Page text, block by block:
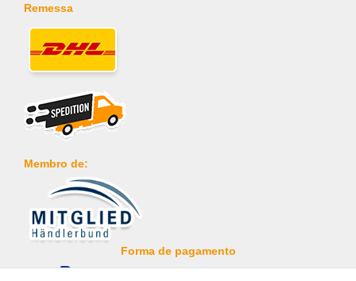
Remessa
Membro de:
Forma de pagamento